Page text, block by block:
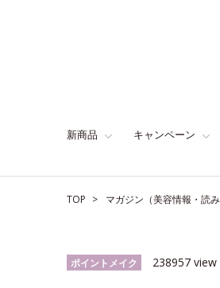
新商品 キャンペーン
TOP マガジン（美容情報・読み
ポイントメイク 238957 view